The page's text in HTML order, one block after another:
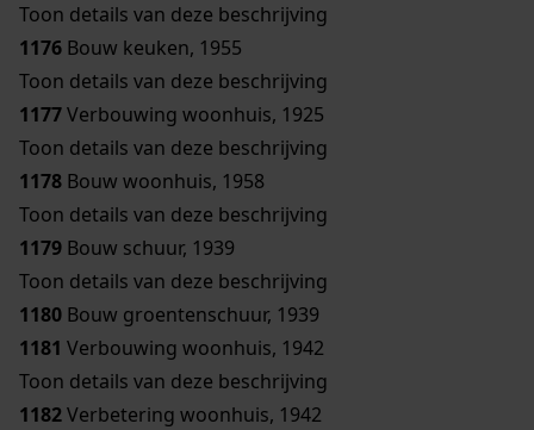
Toon details van deze beschrijving
1176 Bouw keuken, 1955
Toon details van deze beschrijving
1177Verbouwing woonhuis, 1925
Toon details van deze beschrijving
1178 Bouw woonhuis, 1958
Toon details van deze beschrijving
1179 Bouw schuur, 1939
Toon details van deze beschrijving
1180 Bouw groentenschuur, 1939
1181 Verbouwing woonhuis, 1942
Toon details van deze beschrijving
1182Verbetering woonhuis, 1942